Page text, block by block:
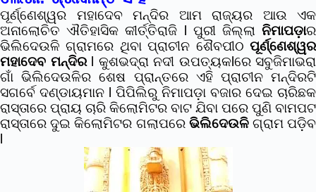
ପୂର୍ଣ୍ଣେଶ୍ୱର ମହାଦେବ ମନ୍ଦିର ଆମ ରାଜ୍ୟର ଆଉ ଏକ
ଅନାଲୋଚିତ ଐତିହାସିକ କୀର୍ତ୍ତିରାଜି l ପୁରୀ ଜିଲ୍ଲା ନିମାପଡ଼ାର
ଭିଲିଦେଉଳି ଗ୍ରାମରେ ଥିବା ପ୍ରାଚୀନ ଶୈବପୀଠ ପୂର୍ଣ୍ଣେଶ୍ୱର
ମହାଦେବ ମନ୍ଦିରl କୁଶଭଦ୍ରା ନଦୀ ଉପତ୍ୟକlରେ ସବୁଜିମାଭରା
ଗାଁ ଭିଲିଦେଉଳିର ଶେଷ ପ୍ରାନ୍ତରେ ଏହି ପ୍ରାଚୀନ ମନ୍ଦିରଟି
ସଗର୍ବେ ଦଣ୍ଡାୟମାନ l ପିପିଲିରୁ ନିମାପଡ଼ା ବଜାର ଦେଇ ଚାରିଛକ
ରାସ୍ତାରେ ପ୍ରାୟ ଚାରି କିଲୋମିଟର ବାଟ ଯିବା ପରେ ପୁଣି ବାମପଟ
ରାସ୍ତାରେ ଦୁଇ କିଲୋମିଟର ଗଲାପରେ ଭିଲିଦେଉଳିଗ୍ରାମ ପଡ଼ିବ